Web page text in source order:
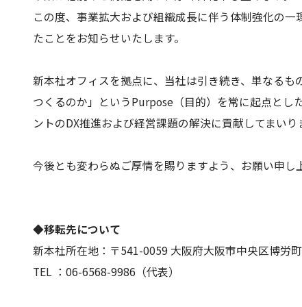
この度、事業拡大および組織成長に伴う体制強化の一
たことをお知らせいたします。
新本社オフィスを拠点に、当社は引き続き、単なるも
つくるのか」というPurpose（目的）を常に起点とし
ントのDX推進および経営課題の解決に貢献してまいり
今後とも変わらぬご厚情を賜りますよう、お願い申し
◆移転先について
新本社所在地：〒541-0059 大阪府大阪市中央区博労
TEL ：06-6568-9986（代表）